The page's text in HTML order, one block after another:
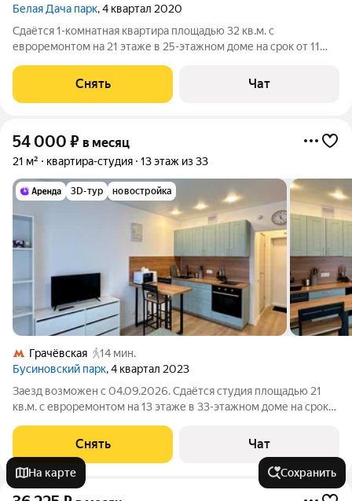
Белая Дача парк, 4 квартал 2020
Сдаётся 1-комнатная квартира площадью 32 кв.м. с
евроремонтом на 21 этаже в 25-этажном доме на срок от 11
Холодильник Кондиционер Бойлер Дом - панельный, окна
выходят на улицу. В подъезде
Снять Чат
54 000 ₽ в месяц
21 м² квартира-студия 13 этаж из 33
3D-тур новостройка
Грачёвская
14 мин.
Бусиновский парк, 4 квартал 2023
Заезд возможен с 04.09.2026. Сдаётся студия площадью 21
кв.м. с евроремонтом на 13 этаже в 33-этажном доме на срок
Стиральная машина Холодильник Микроволновка Дом -
монолитный, окна выходят
Снять Чат
На карте Сохранить